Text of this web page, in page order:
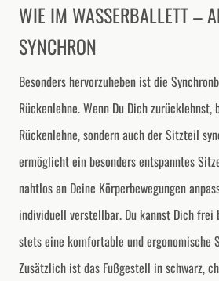
WIE IM WASSERBALLETT –
SYNCHRON
Besonders hervorzuheben ist die
Rückenlehne. Wenn Du Dich
Rückenlehne, sondern auch der Sitzteil
ermöglicht ein besonders entspanntes
nahtlos an Deine Körperbewegungen
individuell verstellbar. Du kannst Dich frei
stets eine komfortable und ergonomische
Zusätzlich ist das Fußgestell in schwarz,